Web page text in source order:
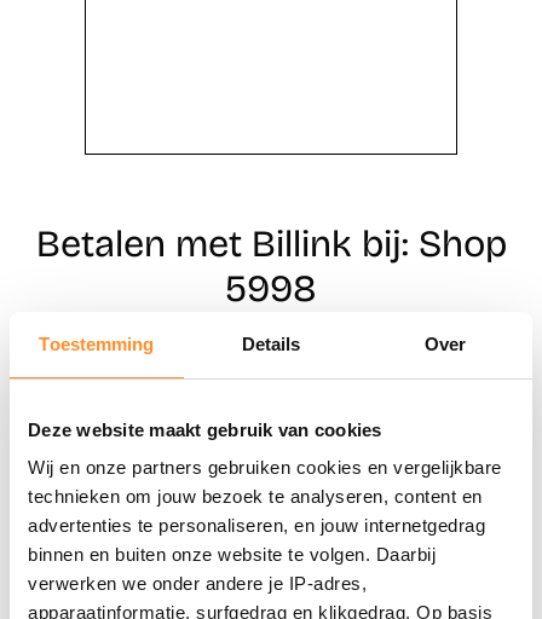
Toestemming Details Over
Deze website maakt gebruik van cookies
Wij en onze partners gebruiken cookies en vergelijkbare
technieken om jouw bezoek te analyseren, content en
advertenties te personaliseren, en jouw internetgedrag
binnen en buiten onze website te volgen. Daarbij
verwerken we onder andere je IP-adres,
apparaatinformatie, surfgedrag en klikgedrag. Op basis
Betalen met Billink bij: Shop
5998
Naar winkels